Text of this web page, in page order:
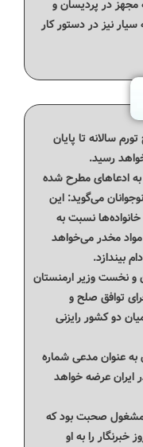
مجهز در پردیسان و
سیار نیز در دستور کار
سالانه تا پایان
ادعاهای مطرح شده
می‌گوید: این
نسبت به
مخدر می‌خواهد
بیندازد.
و نخست‌ وزیر ارمنستان
توافق‌ صلح و
دو کشور رایزنی
به عنوان مدعی شماره
ایران عرضه خواهد
مشغول صحبت بود که
خبرنگار را به او